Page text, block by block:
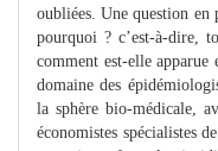
oubliées. Une question en
pourquoi ? c’est-à-dire,
comment est-elle apparue
domaine des
la sphère bio-médicale,
économistes spécialistes